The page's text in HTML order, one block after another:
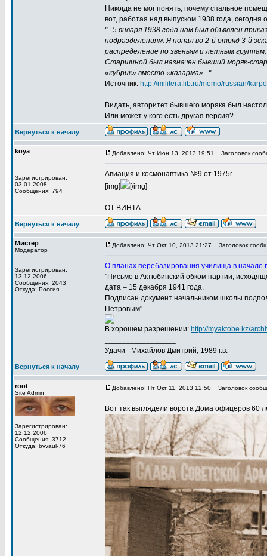
Никогда не мог понять, почему спальное
вот, работая над выпуском 1938 года,
"...5 января 1938 года нам был объявлен
подразделениям. Я попал во 2-й отряд 3-й
распределение по звеньям и летным группам.
Старшиной был назначен бывший моряк-
«кубрик» вместо «казарма»..."
Источник: http://militera.lib.ru/memo/russian/
Видать, авторитет бывшего моряка был
Или может у кого есть другая версия?
Вернуться к началу
koya
Зарегистрирован:
03.01.2008
Сообщения: 794
Добавлено: Чт Июн 13, 2013 19:51 Заголовок
Авиация и космонавтика №9 от 1975г
[img]
[/img]
ОТ ВИНТА
Вернуться к началу
Мистер
Модератор
Зарегистрирован:
13.12.2006
Сообщения: 2043
Откуда: Россия
Добавлено: Чт Окт 10, 2013 21:27 Заголовок
О планах перебазирования училища в начале
"Письмо в Актюбинский обком партии,
дата – 15 декабря 1941 года.
Подписан документ начальником школы
Петровым".
В хорошем разрешении: http://myaktobe.kz/
Удачи - Михайлов Дмитрий, 1989 г.в.
Вернуться к началу
root
Site Admin
Зарегистрирован:
12.12.2006
Сообщения: 3712
Откуда: bvvaul-76
Добавлено: Пт Окт 11, 2013 12:50 Заголовок
Вот так выглядели ворота Дома офицеров 60